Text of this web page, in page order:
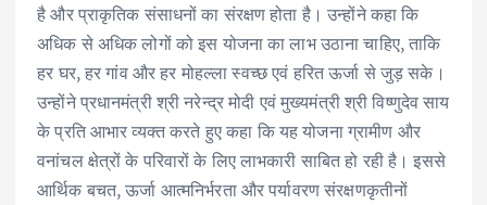
है और प्राकृतिक संसाधनों का संरक्षण होता है। उन्होंने कहा कि
अधिक से अधिक लोगों को इस योजना का लाभ उठाना चाहिए, ताकि
हर घर, हर गांव और हर मोहल्ला स्वच्छ एवं हरित ऊर्जा से जुड़ सके।
उन्होंने प्रधानमंत्री श्री नरेन्द्र मोदी एवं मुख्यमंत्री श्री विष्णुदेव साय
के प्रति आभार व्यक्त करते हुए कहा कि यह योजना ग्रामीण और
वनांचल क्षेत्रों के परिवारों के लिए लाभकारी साबित हो रही है। इससे
आर्थिक बचत, ऊर्जा आत्मनिर्भरता और पर्यावरण संरक्षणकृतीनों